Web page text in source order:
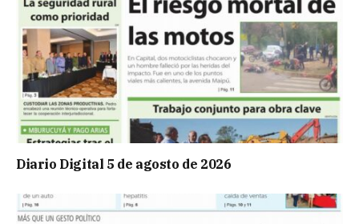
Diario Digital 5 de agosto de 2026